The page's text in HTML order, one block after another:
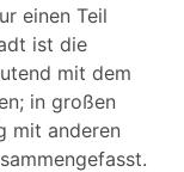
einen Teil
ist die
mit dem
in großen
mit anderen